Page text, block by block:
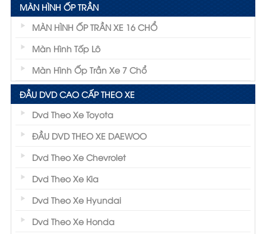
MÀN HÌNH ỐP TRẦN
MÀN HÌNH ỐP TRẦN XE 16 CHỔ
Màn Hình Tốp Lô
Màn Hình Ốp Trần Xe 7 Chổ
ĐẦU DVD CAO CẤP THEO XE
Dvd Theo Xe Toyota
ĐẦU DVD THEO XE DAEWOO
Dvd Theo Xe Chevrolet
Dvd Theo Xe Kia
Dvd Theo Xe Hyundai
Dvd Theo Xe Honda